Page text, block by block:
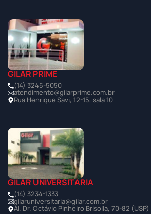
GILAR PRIME
(14) 3245-5050
atendimento@gilarprime.com.br
Rua Henrique Savi, 12-15, sala 10
GILAR UNIVERSITÁRIA
(14) 3234-1333
gilaruniversitaria@gilar.com.br
Al. Dr. Octávio Pinheiro Brisolla, 70-82 (USP)